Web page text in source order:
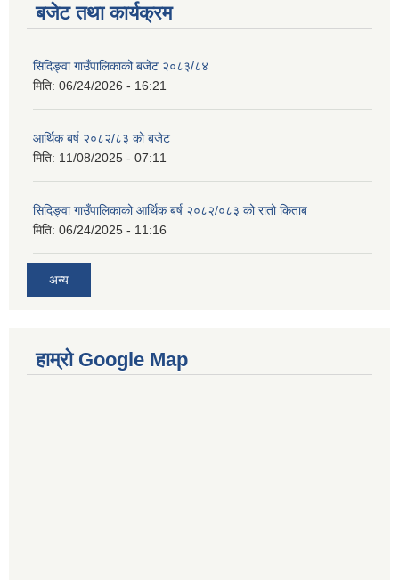
बजेट तथा कार्यक्रम
सिदिङ्वा गाउँपालिकाको बजेट २०८३/८४
मिति: 06/24/2026 - 16:21
आर्थिक बर्ष २०८२/८३ को बजेट
मिति: 11/08/2025 - 07:11
सिदिङ्वा गाउँपालिकाको आर्थिक बर्ष २०८२/०८३ को रातो किताब
मिति: 06/24/2025 - 11:16
अन्य
हाम्रो Google Map